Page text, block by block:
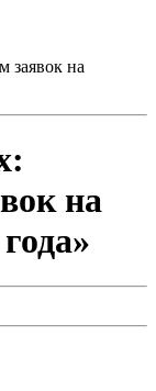
заявок на
на